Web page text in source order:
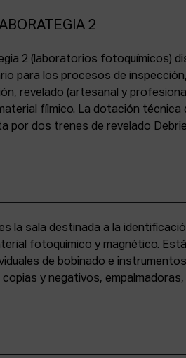
2
2 (laboratorios fotoquímicos)
para los procesos de inspección,
revelado (artesanal y
fílmico. La dotación técnica
por dos trenes de revelado
& Howell (16 mm) y un analizador
Filmlab Systems International
la sala destinada a la
fotoquímico y magnético. Está
de bobinado e
y negativos, empalmadoras,
moviolas de pequeño formato,
de laboratorio para materiales